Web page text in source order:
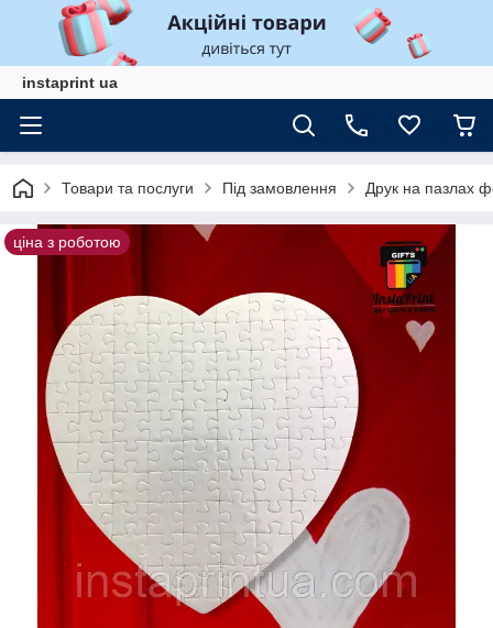
instaprint ua
Товари та послуги Під замовлення Друк на пазлах
ціна з роботою